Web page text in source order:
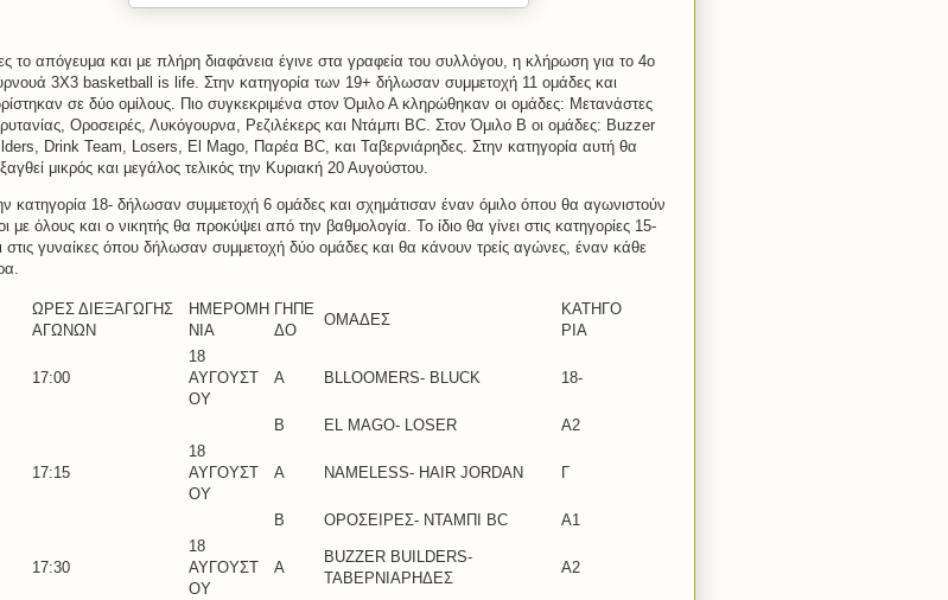
το απόγευμα και με πλήρη διαφάνεια έγινε στα γραφεία του συλλόγου, η κλήρωση για το 4ο
3Χ3 basketball is life. Στην κατηγορία των 19+ δήλωσαν συμμετοχή 11 ομάδες και
σε δύο ομίλους. Πιο συγκεκριμένα στον Όμιλο Α κληρώθηκαν οι ομάδες: Μετανάστες
Οροσειρές, Λυκόγουρνα, Ρεζιλέκερς και Ντάμπι BC. Στον Όμιλο Β οι ομάδες: Buzzer
Drink Team, Losers, El Mago, Παρέα BC, και Ταβερνιάρηδες. Στην κατηγορία αυτή θα
μικρός και μεγάλος τελικός την Κυριακή 20 Αυγούστου.
κατηγορία 18- δήλωσαν συμμετοχή 6 ομάδες και σχημάτισαν έναν όμιλο όπου θα αγωνιστούν
με όλους και ο νικητής θα προκύψει από την βαθμολογία. Το ίδιο θα γίνει στις κατηγορίες 15-
στις γυναίκες όπου δήλωσαν συμμετοχή δύο ομάδες και θα κάνουν τρείς αγώνες, έναν κάθε
ΩΡΕΣ ΔΙΕΞΑΓΩΓΗΣ
ΑΓΩΝΩΝ
ΗΜΕΡΟΜΗ
ΝΙΑ
ΓΗΠΕ
ΔΟ
ΟΜΑΔΕΣ
ΚΑΤΗΓΟ
ΡΙΑ
17:00
18
ΑΥΓΟΥΣΤ
ΟΥ
Α BLLOOMERS- BLUCK 18-
Β EL MAGO- LOSER A2
17:15
18
ΑΥΓΟΥΣΤ
ΟΥ
A NAMELESS- HAIR JORDAN Γ
B ΟΡΟΣΕΙΡΕΣ- ΝΤΑΜΠΙ BC A1
17:30
18
ΑΥΓΟΥΣΤ
ΟΥ
A
BUZZER BUILDERS-
ΤΑΒΕΡΝΙΑΡΗΔΕΣ
Α2